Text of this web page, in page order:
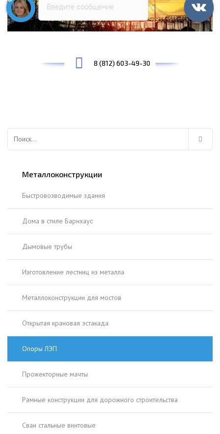
8 (812) 603-49-30
Металлоконструкции
Быстровозводимые здания
Дома в стиле Барнхаус
Дымовые трубы
Изготовление лестниц из металла
Металлоконструкции для мостов
Открытая крановая эстакада
Опоры ЛЭП
Прожекторные мачты
Рамные конструкции для дорожного строительства
Сваи стальные винтовые
Введите сообщение